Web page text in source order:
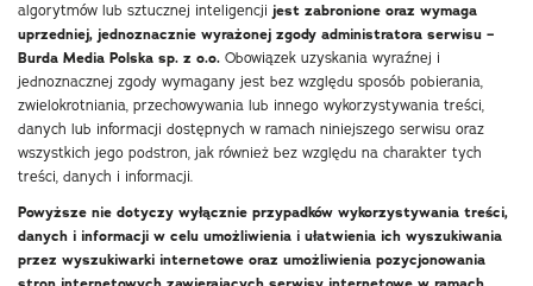
algorytmów lub sztucznej inteligencji jest zabronione oraz wymaga
uprzedniej, jednoznacznie wyrażonej zgody administratora serwisu –
Burda Media Polska sp. z o.o. Obowiązek uzyskania wyraźnej i
jednoznacznej zgody wymagany jest bez względu sposób pobierania,
zwielokrotniania, przechowywania lub innego wykorzystywania treści,
danych lub informacji dostępnych w ramach niniejszego serwisu oraz
wszystkich jego podstron, jak również bez względu na charakter tych
treści, danych i informacji.
Powyższe nie dotyczy wyłącznie przypadków wykorzystywania treści,
danych i informacji w celu umożliwienia i ułatwienia ich wyszukiwania
przez wyszukiwarki internetowe oraz umożliwienia pozycjonowania